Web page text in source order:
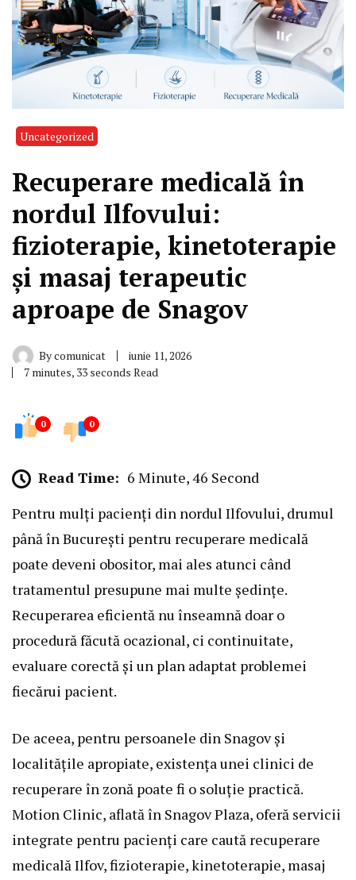
Uncategorized
Recuperare medicală în
nordul Ilfovului:
fizioterapie, kinetoterapie
și masaj terapeutic
aproape de Snagov
Bycomunicat
iunie 11, 2026
7 minutes, 33 seconds Read
0 0
Read Time: 6 Minute, 46 Second
Pentru mulți pacienți din nordul Ilfovului, drumul
până în București pentru recuperare medicală
poate deveni obositor, mai ales atunci când
tratamentul presupune mai multe ședințe.
Recuperarea eficientă nu înseamnă doar o
procedură făcută ocazional, ci continuitate,
evaluare corectă și un plan adaptat problemei
fiecărui pacient.
De aceea, pentru persoanele din Snagov și
localitățile apropiate, existența unei clinici de
recuperare în zonă poate fi o soluție practică.
Motion Clinic, aflată în Snagov Plaza, oferă servicii
integrate pentru pacienți care caută recuperare
medicală Ilfov, fizioterapie, kinetoterapie, masaj